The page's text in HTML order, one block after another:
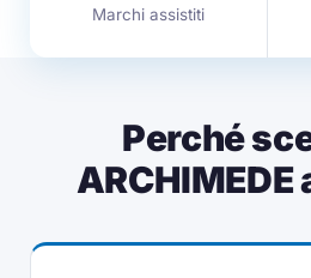
Marchi assistiti
Perché
ARCHIMEDE